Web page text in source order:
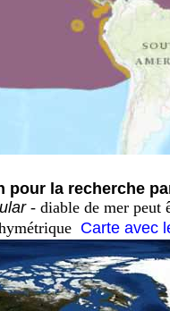
pour la recherche
- diable de mer peut
Carte avec